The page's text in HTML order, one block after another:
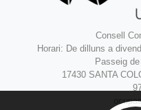
Consell
Horari: De dilluns a
Passeig
17430 SANTA